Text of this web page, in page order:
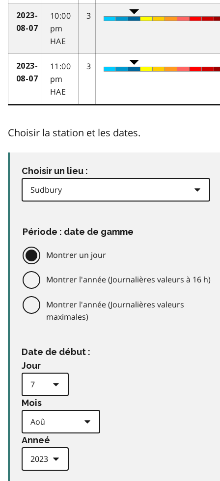
2023-
08-07
10:00
pm
HAE
3
2023-
08-07
11:00
pm
HAE
3
Choisir la station et les dates.
Choisir un lieu :
Période : date de gamme
Montrer un jour
Montrer l'année (Journalières valeurs à 16 h)
Montrer l'année (Journalières valeurs
maximales)
Date de début :
Jour
Mois
Anneé